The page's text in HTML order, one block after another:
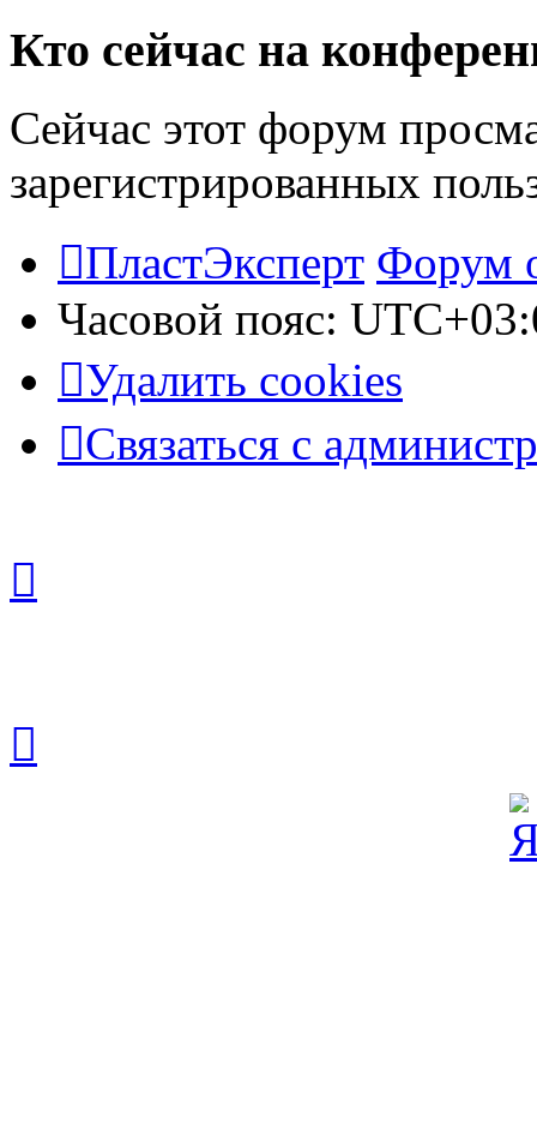
Кто сейчас на
Сейчас этот форум
зарегистрированных
ПластЭксперт Форум
Часовой пояс:
Удалить cookies
Связаться с